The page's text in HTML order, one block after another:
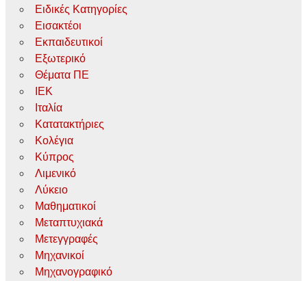
Ειδικές Κατηγορίες
Εισακτέοι
Εκπαιδευτικοί
Εξωτερικό
Θέματα ΠΕ
ΙΕΚ
Ιταλία
Κατατακτήριες
Κολέγια
Κύπρος
Λιμενικό
Λύκειο
Μαθηματικοί
Μεταπτυχιακά
Μετεγγραφές
Μηχανικοί
Μηχανογραφικό